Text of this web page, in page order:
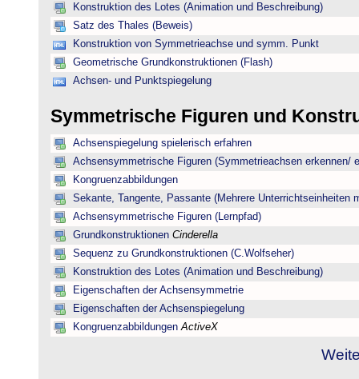
Konstruktion des Lotes (Animation und Beschreibung)
Satz des Thales (Beweis)
Konstruktion von Symmetrieachse und symm. Punkt
Geometrische Grundkonstruktionen (Flash)
Achsen- und Punktspiegelung
Symmetrische Figuren und
Achsenspiegelung spielerisch erfahren
Achsensymmetrische Figuren (Symmetrieachsen erkennen/
Kongruenzabbildungen
Sekante, Tangente, Passante (Mehrere Unterrichtseinheiten
Achsensymmetrische Figuren (Lernpfad)
Grundkonstruktionen Cinderella
Sequenz zu Grundkonstruktionen (C.Wolfseher)
Konstruktion des Lotes (Animation und Beschreibung)
Eigenschaften der Achsensymmetrie
Eigenschaften der Achsenspiegelung
Kongruenzabbildungen ActiveX